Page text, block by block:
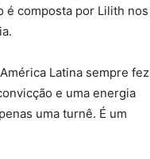
é composta por Lilith nos
Latina sempre fez
e uma energia
uma turnê. É um